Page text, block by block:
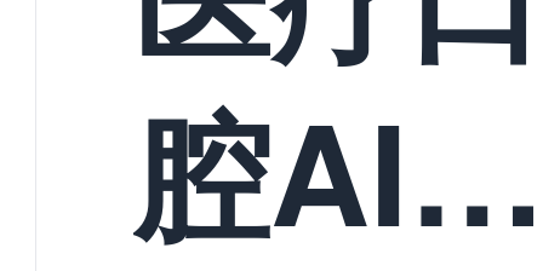
构实现
腔AI